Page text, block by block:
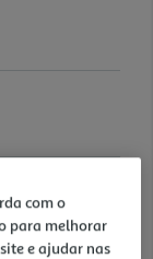
com o
para melhorar
e ajudar nas